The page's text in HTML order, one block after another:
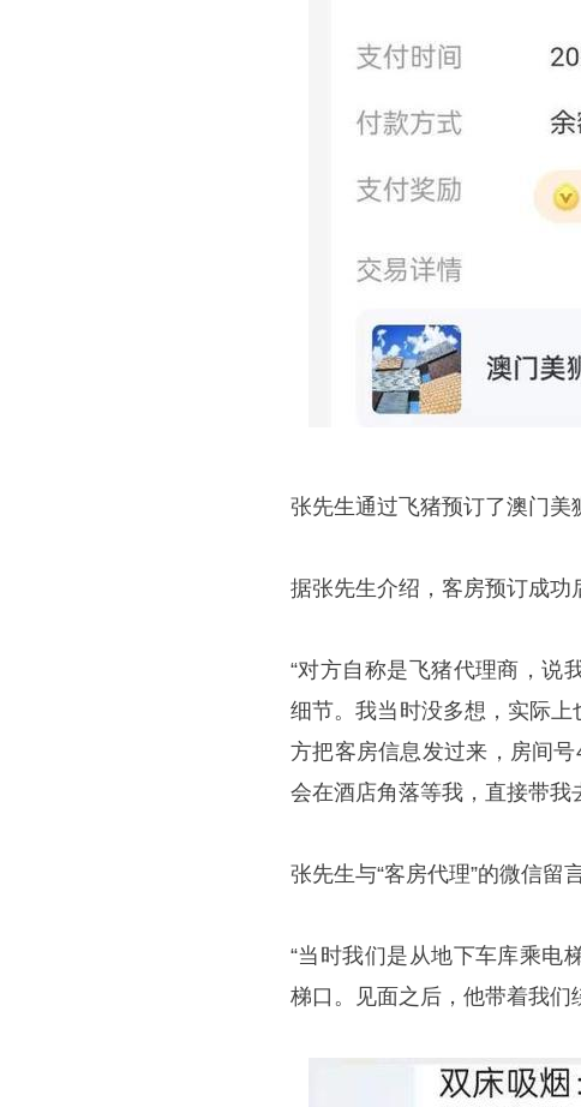
张先生通过飞猪预订了澳门美
据张先生介绍，客房预订成功
“对方自称是飞猪代理商，说
细节。我当时没多想，实际
方把客房信息发过来，房间
会在酒店角落等我，直接带我
张先生与“客房代理”的微信留
“当时我们是从地下车库乘电
梯口。见面之后，他带着我们